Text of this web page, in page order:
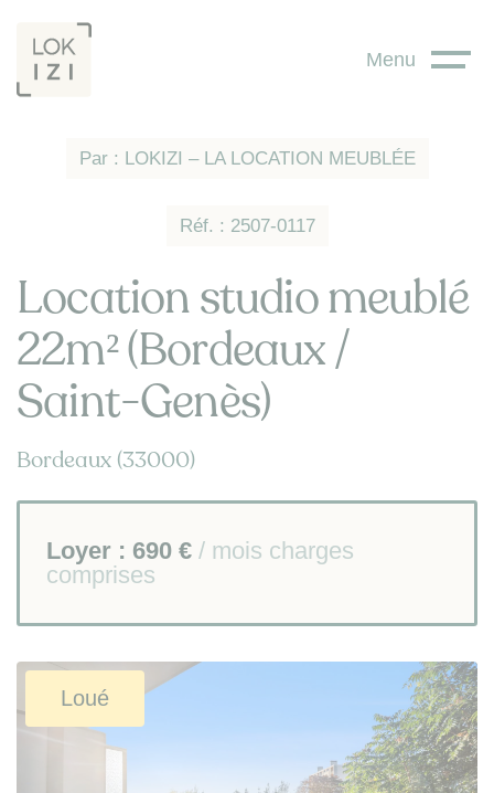
Menu
Réf. : 2507-0117
Par : LOKIZI – LA LOCATION MEUBLÉE
Location studio meublé
22m² (Bordeaux /
Saint-Genès)
Bordeaux (33000)
Loyer : 690 € / mois charges
comprises
Loué